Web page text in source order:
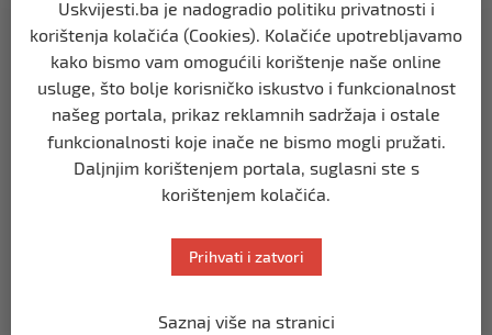
nade za svoj narod.
– Pouzdanje je u Bogu, kao i nada, a porodice s više djece
znak su Božje ljubavi. Onima koji bi me pitali za savjet
poručila bih samo neka puste da ih Božja riječ oblikuje,
riječ koja nam poručuje: “Ne boj se, ja sam s tobom!” –
poruke su vjere koje je s nama podijelila Lucija Batinić,
koja sa suprugom Paulom odlučno, s pouzdanjem u Boga,
središnjoj Bosni. Putem koji je započeo u Vrbaskoj i
Lašvanskoj, a završio u pitomoj Lepeničkoj dolini.
haber.ba
Uskvijesti.ba je nadogradio politiku privatnosti i
korištenja kolačića (Cookies). Kolačiće upotrebljavamo
kako bismo vam omogućili korištenje naše online
usluge, što bolje korisničko iskustvo i funkcionalnost
našeg portala, prikaz reklamnih sadržaja i ostale
funkcionalnosti koje inače ne bismo mogli pružati.
Daljnjim korištenjem portala, suglasni ste s
korištenjem kolačića.
Prihvati i zatvori
Saznaj više na stranici